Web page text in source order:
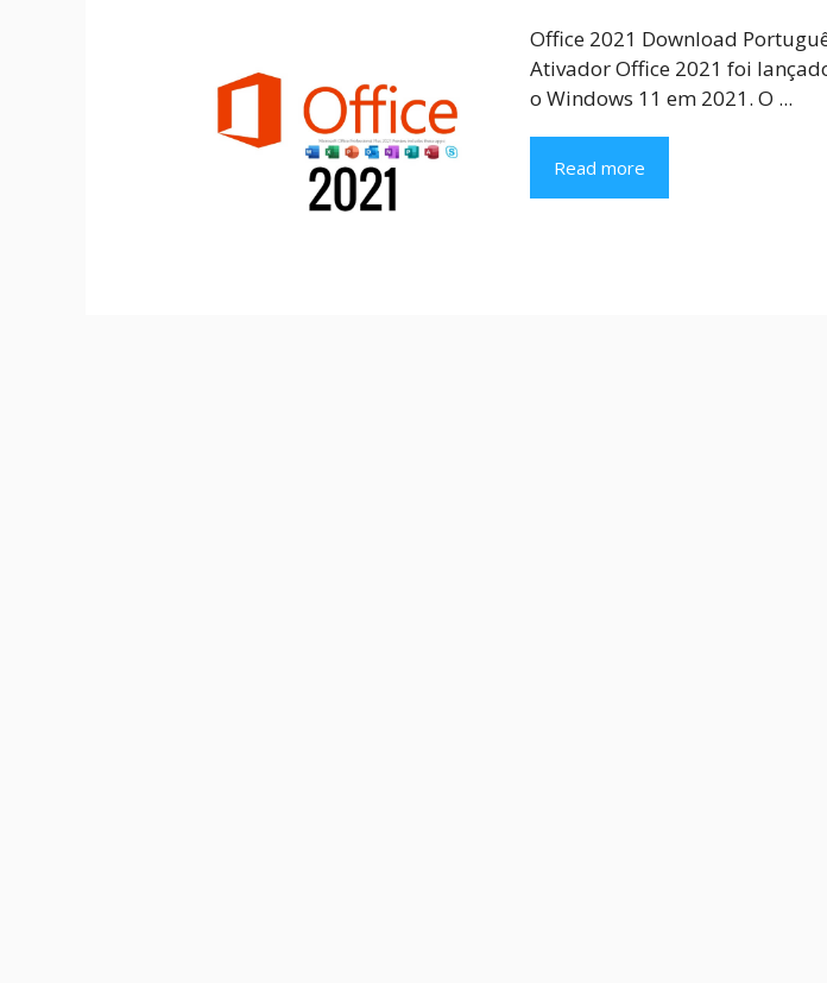
Office 2021 Download
Ativador Office 2021 foi
o Windows 11 em 2021. O ...
Read more